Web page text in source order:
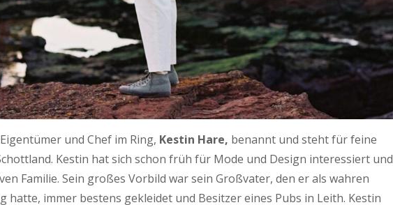
und Chef im Ring, Kestin Hare, benannt und steht für feine
Kestin hat sich schon früh für Mode und Design interessiert und
Familie. Sein großes Vorbild war sein Großvater, den er als wahren
hatte, immer bestens gekleidet und Besitzer eines Pubs in Leith. Kestin